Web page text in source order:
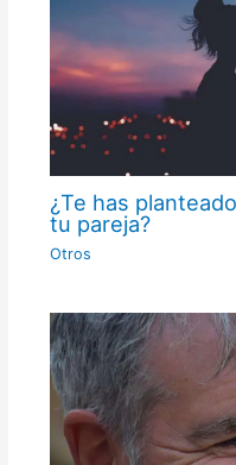
¿Te has
tu pareja?
Otros